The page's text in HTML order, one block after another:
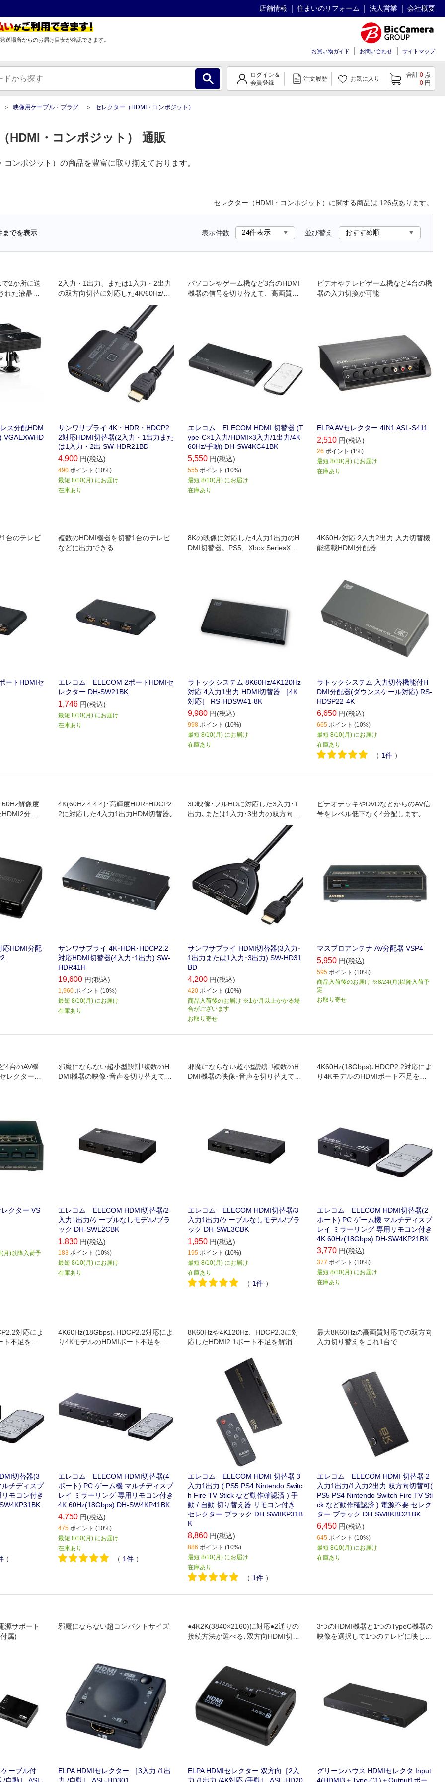
店舗情報 住まいのリフォーム 法人営業 会社概要
送場所からのお届け目安が確認できます。
お買い物ガイド
お問い合わせ サイトマップ
ログイン＆
会員登録
注文履歴 お気に入り
合計 0 点
0 円
映像用ケーブル・プラグ セレクター（HDMI・コンポジット）
HDMI・コンポジット） 通販
コンポジット）の商品を豊富に取り揃えております。
セレクター（HDMI・コンポジット） に関する商品は 126点あります。
でを表示 表示件数 並び替え
2か所に送
れた液晶テ
ス分配HDM
VGAEXWHD
2入力・1出力、または1入力・2出力
の双方向切替に対応した4K/60Hz/HD
サンワサプライ 4K・HDR・HDCP2.
2対応HDMI切替器(2入力・1出力また
は1入力・2出 SW-HDR21BD
4,900 円(税込)
490 ポイント (10%)
最短 8/10(月) にお届け
在庫あり
パソコンやゲーム機など3台のHDMI
機器の信号を切り替えて、高画質・
エレコム ELECOM HDMI 切替器 (T
ype-C×1入力/HDMI×3入力/1出力/4K
60Hz/手動) DH-SW4KC41BK
5,550 円(税込)
555 ポイント (10%)
最短 8/10(月) にお届け
在庫あり
ビデオやテレビゲーム機など4台の機
器の入力切換が可能
ELPA AVセレクター 4IN1 ASL-S411
2,510 円(税込)
26 ポイント (1%)
最短 8/10(月) にお届け
在庫あり
台のテレビ
ートHDMIセ
複数のHDMI機器を切替1台のテレビ
などに出力できる
エレコム ELECOM 2ポートHDMIセ
レクター DH-SW21BK
1,746 円(税込)
最短 8/10(月) にお届け
在庫あり
8Kの映像に対応した4入力1出力のH
DMI切替器。PS5、Xbox SeriesX動
ラトックシステム 8K60Hz/4K120Hz
対応 4入力1出力 HDMI切替器 ［4K
対応］ RS-HDSW41-8K
9,980 円(税込)
998 ポイント (10%)
最短 8/10(月) にお届け
在庫あり
4K60Hz対応 2入力2出力 入力切替機
能搭載HDMI分配器
ラトックシステム 入力切替機能付H
DMI分配器(ダウンスケール対応) RS-
HDSP22-4K
6,650 円(税込)
665 ポイント (10%)
最短 8/10(月) にお届け
在庫あり
（ 1件 ）
解像度
分配
応HDMI分配
4K(60Hz 4:4:4)･高輝度HDR･HDCP2.
2に対応した4入力1出力HDM切替器｡
サンワサプライ 4K･HDR･HDCP2.2
対応HDMI切替器(4入力･1出力) SW-
HDR41H
19,600 円(税込)
1,960 ポイント (10%)
最短 8/10(月) にお届け
在庫あり
3D映像･フルHDに対応した3入力･1
出力､または1入力･3出力の双方向に
サンワサプライ HDMI切替器(3入力･
1出力または1入力･3出力) SW-HD31
BD
4,200 円(税込)
420 ポイント (10%)
商品入荷後のお届け ※1か月以上かかる場
合がございます
お取り寄せ
ビデオデッキやDVDなどからのAV信
号をレベル低下なく4分配します｡
マスプロアンテナ AV分配器 VSP4
5,950 円(税込)
595 ポイント (10%)
商品入荷後のお届け ※8/24(月)以降入荷予
定
お取り寄せ
4台のAV機
レクターで
クター VS
月)以降入荷予
邪魔にならない超小型設計!複数のH
DMI機器の映像･音声を切り替えて1
エレコム ELECOM HDMI切替器/2
入力1出力/ケーブルなしモデル/ブラ
ック DH-SWL2CBK
1,830 円(税込)
183 ポイント (10%)
最短 8/10(月) にお届け
在庫あり
邪魔にならない超小型設計!複数のH
DMI機器の映像･音声を切り替えて1
エレコム ELECOM HDMI切替器/3
入力1出力/ケーブルなしモデル/ブラ
ック DH-SWL3CBK
1,950 円(税込)
195 ポイント (10%)
最短 8/10(月) にお届け
在庫あり
（ 1件 ）
4K60Hz(18Gbps)､HDCP2.2対応によ
り4KモデルのHDMIポート不足を解
エレコム ELECOM HDMI切替器(2
ポート) PC ゲーム機 マルチディスプ
レイ ミラーリング 専用リモコン付き
4K 60Hz(18Gbps) DH-SW4KP21BK
3,770 円(税込)
377 ポイント (10%)
最短 8/10(月) にお届け
在庫あり
対応によ
ト不足を解
切替器(3
チディスプ
モコン付き
）
4K60Hz(18Gbps)､HDCP2.2対応によ
り4KモデルのHDMIポート不足を解
エレコム ELECOM HDMI切替器(4
ポート) PC ゲーム機 マルチディスプ
レイ ミラーリング 専用リモコン付き
4K 60Hz(18Gbps) DH-SW4KP41BK
4,750 円(税込)
475 ポイント (10%)
最短 8/10(月) にお届け
在庫あり
（ 1件 ）
8K60Hzや4K120Hz、HDCP2.3に対
応したHDMI2.1ポート不足を解消で
エレコム ELECOM HDMI 切替器 3
入力1出力 ( PS5 PS4 Nintendo Switc
h Fire TV Stick など動作確認済 ) 手
動 / 自動 切り替え器 リモコン付き
セレクター ブラック DH-SW8KP31B
K
8,860 円(税込)
886 ポイント (10%)
最短 8/10(月) にお届け
在庫あり
（ 1件 ）
最大8K60Hzの高画質対応での双方向
入力切り替えをこれ1台で
エレコム ELECOM HDMI 切替器 2
入力1出力/1入力2出力 双方向切替可(
PS5 PS4 Nintendo Switch Fire TV Sti
ck など動作確認済 ) 電源不要 セレク
ター ブラック DH-SW8KBD21BK
6,450 円(税込)
645 ポイント (10%)
最短 8/10(月) にお届け
在庫あり
源サポート
属)
ーブル付
/自動］ ASL-
邪魔にならない超コンパクトサイズ
ELPA HDMIセレクター ［3入力 /1出
力 /自動］ ASL-HD301
●4K2K(3840×2160)に対応●2通りの
接続方法が選べる､双方向HDMI切替
ELPA HDMIセレクター 双方向［2入
力 /1出力 /4K対応 /手動］ ASL-HD20
3つのHDMI機器と1つのTypeC機器の
映像を選択して1つのテレビに映し出
グリーンハウス HDMIセレクタ Input
4(HDMI3＋Type-C1)＋Output1ポー